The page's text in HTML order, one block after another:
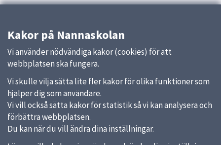
Kakor på Nannaskolan
Vi använder nödvändiga kakor (cookies) för att
webbplatsen ska fungera.
Vi skulle vilja sätta lite fler kakor för olika funktioner som
hjälper dig som användare.
Vi vill också sätta kakor för statistik så vi kan analysera och
förbättra webbplatsen.
Du kan när du vill ändra dina inställningar.